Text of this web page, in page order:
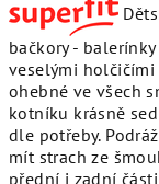
bačkory -
veselými holčičími
ohebné ve všech
kotníku krásně
dle potřeby.
mít strach ze
přední i zadní